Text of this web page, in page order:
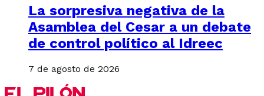
La sorpresiva negativa de la
Asamblea del Cesar a un debate
de control político al Idreec
7 de agosto de 2026